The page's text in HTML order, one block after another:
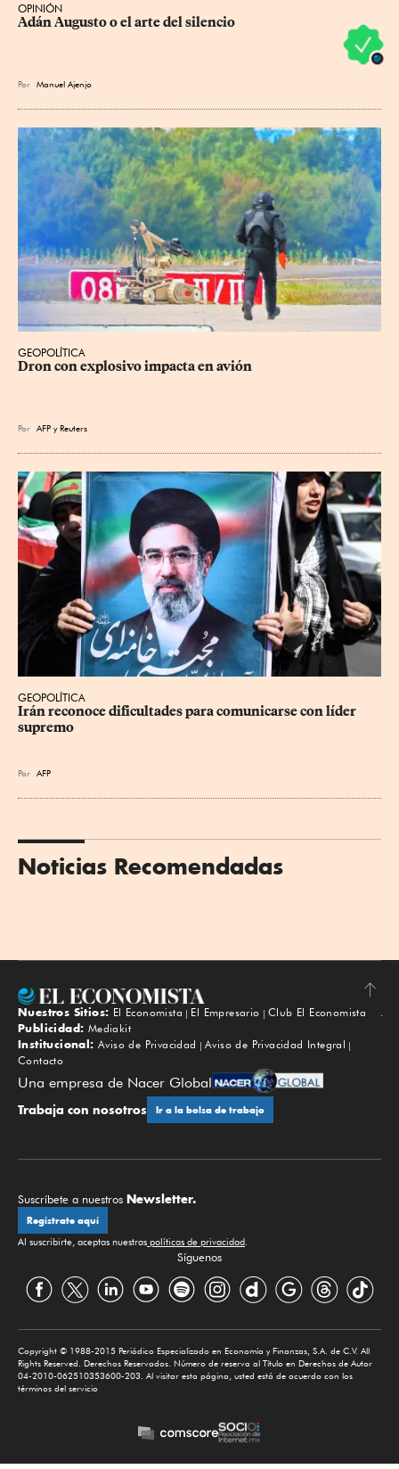
OPINIÓN
Adán Augusto o el arte del silencio
Por Manuel Ajenjo
GEOPOLÍTICA
Dron con explosivo impacta en avión
Por AFP yReuters
GEOPOLÍTICA
Irán reconoce dificultades para comunicarse con líder
supremo
Por AFP
Noticias Recomendadas
Subir
Nuestros Sitios: El Economista El Empresario
Club El Economista
Publicidad: Mediakit
Institucional: Aviso de Privacidad
Aviso de Privacidad Integral
Contacto
Una empresa de Nacer Global
Trabaja con nosotros Ir a la bolsa de trabajo
Suscríbete a nuestros Newsletter.
Regístrate aquí
Al suscribirte, aceptas nuestras políticas de privacidad.
Síguenos
Copyright © 1988-2015 Periódico Especializado en Economía y Finanzas, S.A. de C.V. All
Rights Reserved. Derechos Reservados. Número de reserva al Título en Derechos de Autor
04-2010-062510353600-203. Al visitar esta página, usted está de acuerdo con los
términos del servicio